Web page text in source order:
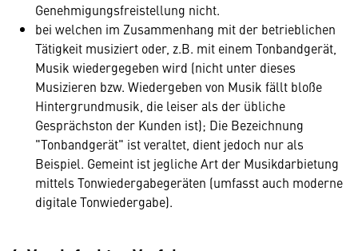
Genehmigungsfreistellung nicht.
bei welchen im Zusammenhang mit der betrieblichen
Tätigkeit musiziert oder, z.B. mit einem Tonbandgerät,
Musik wiedergegeben wird (nicht unter dieses
Musizieren bzw. Wiedergeben von Musik fällt bloße
Hintergrundmusik, die leiser als der übliche
Gesprächston der Kunden ist); Die Bezeichnung
"Tonbandgerät" ist veraltet, dient jedoch nur als
Beispiel. Gemeint ist jegliche Art der Musikdarbietung
mittels Tonwiedergabegeräten (umfasst auch moderne
digitale Tonwiedergabe).